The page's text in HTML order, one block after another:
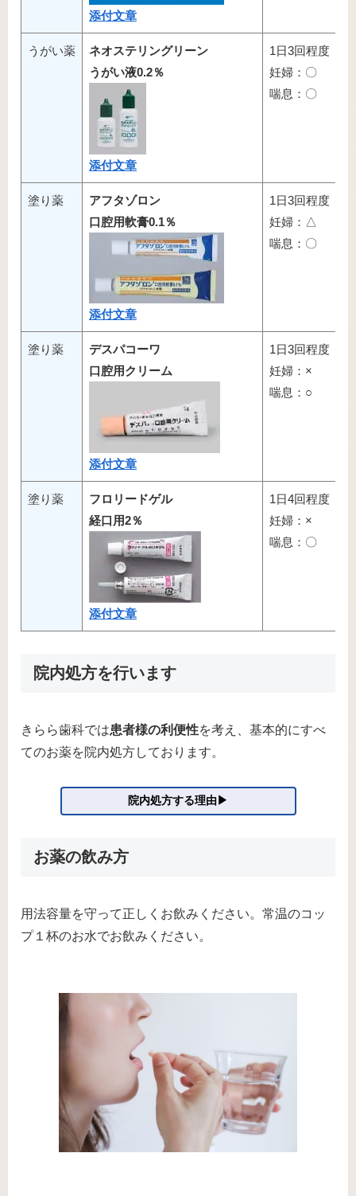
添付文章
うがい薬
ネオステリングリーン
うがい液0.2％
添付文章
1日3回程度
妊婦：〇
喘息：〇
塗り薬
アフタゾロン
口腔用軟膏0.1％
添付文章
1日3回程度
妊婦：△
喘息：〇
塗り薬
デスパコーワ
口腔用クリーム
添付文章
1日3回程度
妊婦：×
喘息：○
塗り薬
フロリードゲル
経口用2％
添付文章
1日4回程度
妊婦：×
喘息：〇
院内処方を行います
きらら歯科では患者様の利便性を考え、基本的にすべ
てのお薬を院内処方しております。
院内処方する理由▶
お薬の飲み方
用法容量を守って正しくお飲みください。常温のコッ
プ１杯のお水でお飲みください。